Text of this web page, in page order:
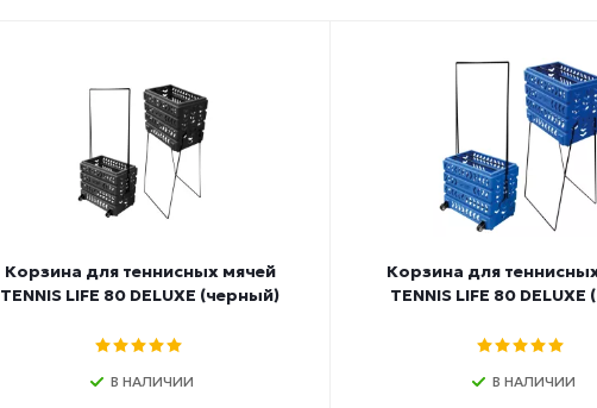
Корзина для теннисных мячей
TENNIS LIFE 80 DELUXE (черный)
В НАЛИЧИИ
Корзина для
TENNIS LIFE 80 DELUXE
В НАЛИЧИИ